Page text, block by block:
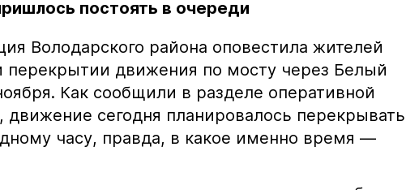
постоять в очереди
Володарского района оповестила жителей
перекрытии движения по мосту через Белый
Как сообщили в разделе оперативной
сегодня планировалось перекрывать
часу, правда, в какое именно время —